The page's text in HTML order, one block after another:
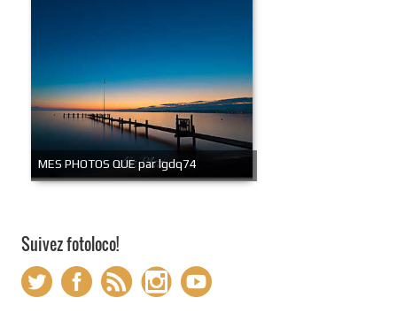
MES PHOTOS QUE par lgdq74
Suivez fotoloco!